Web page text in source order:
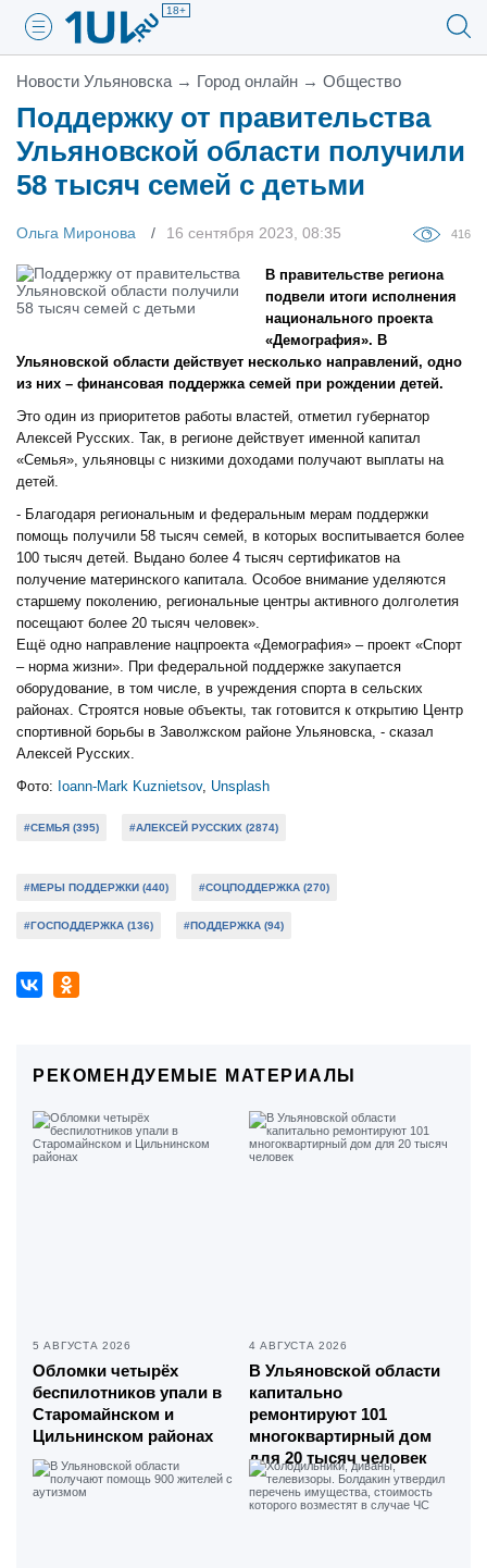
18+
Новости Ульяновска → Город онлайн → Общество
Поддержку от правительства
Ульяновской области получили
58 тысяч семей с детьми
Ольга Миронова 16 сентября 2023, 08:35 416
В правительстве региона
подвели итоги исполнения
национального проекта
«Демография». В
Ульяновской области действует несколько направлений, одно
из них – финансовая поддержка семей при рождении детей.
Это один из приоритетов работы властей, отметил губернатор
Алексей Русских. Так, в регионе действует именной капитал
«Семья», ульяновцы с низкими доходами получают выплаты на
детей.
- Благодаря региональным и федеральным мерам поддержки
помощь получили 58 тысяч семей, в которых воспитывается более
100 тысяч детей. Выдано более 4 тысяч сертификатов на
получение материнского капитала. Особое внимание уделяются
старшему поколению, региональные центры активного долголетия
посещают более 20 тысяч человек».
Ещё одно направление нацпроекта «Демография» – проект «Спорт
– норма жизни». При федеральной поддержке закупается
оборудование, в том числе, в учреждения спорта в сельских
районах. Строятся новые объекты, так готовится к открытию Центр
спортивной борьбы в Заволжском районе Ульяновска, - сказал
Алексей Русских.
Фото: Ioann-Mark Kuznietsov, Unsplash
#СЕМЬЯ (395) #АЛЕКСЕЙ РУССКИХ (2874)
#МЕРЫ ПОДДЕРЖКИ (440) #СОЦПОДДЕРЖКА (270)
#ГОСПОДДЕРЖКА (136) #ПОДДЕРЖКА (94)
РЕКОМЕНДУЕМЫЕ МАТЕРИАЛЫ
5 АВГУСТА 2026
Обломки четырёх
беспилотников упали в
Старомайнском и
Цильнинском районах
4 АВГУСТА 2026
В Ульяновской области
капитально
ремонтируют 101
многоквартирный дом
для 20 тысяч человек